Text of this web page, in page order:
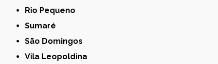
Rio Pequeno
Sumaré
São Domingos
Vila Leopoldina